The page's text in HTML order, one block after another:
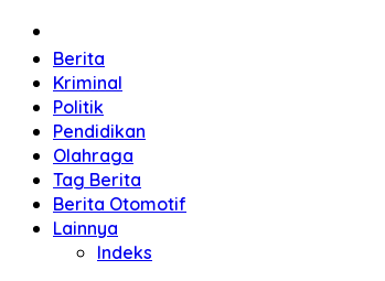
Berita
Kriminal
Politik
Pendidikan
Olahraga
Tag Berita
Berita Otomotif
Lainnya
Indeks